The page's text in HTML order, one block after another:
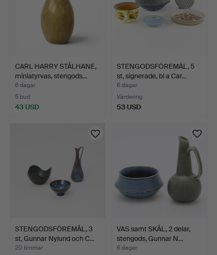
CARL HARRY STÅLHANE,
miniatyrvas, stengods…
6 dagar
5 bud
43 USD
STENGODSFÖREMÅL, 5
st, signerade, bl a Car…
6 dagar
Värdering
53 USD
STENGODSFÖREMÅL, 3
st, Gunnar Nylund och C…
20 timmar
VAS samt SKÅL, 2 delar,
stengods, Gunnar N…
6 dagar